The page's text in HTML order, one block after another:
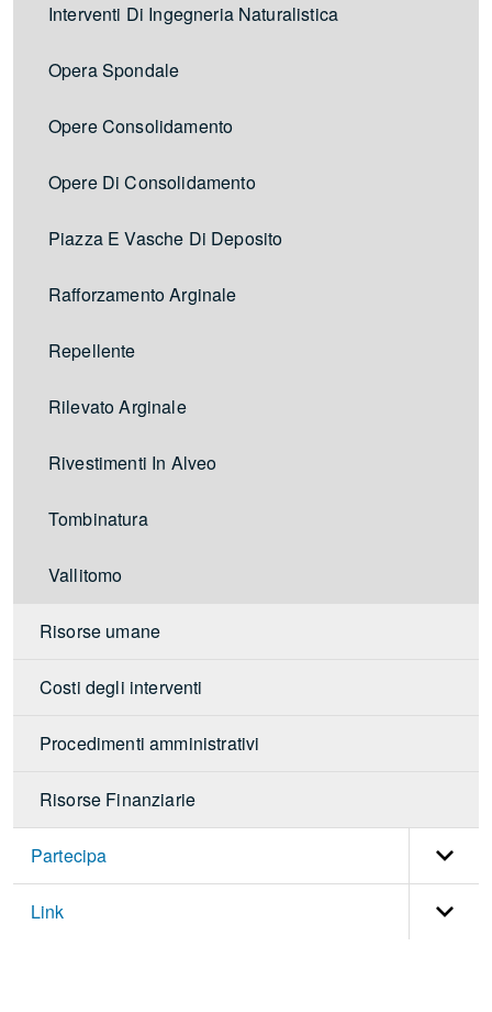
Interventi Di Ingegneria Naturalistica
Opera Spondale
Opere Consolidamento
Opere Di Consolidamento
Piazza E Vasche Di Deposito
Rafforzamento Arginale
Repellente
Rilevato Arginale
Rivestimenti In Alveo
Tombinatura
Vallitomo
Risorse umane
Costi degli interventi
Procedimenti amministrativi
Risorse Finanziarie
Partecipa
Link